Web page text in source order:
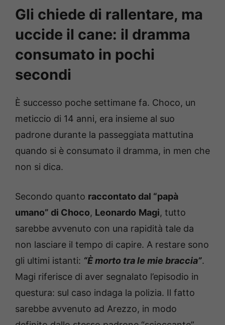
Gli chiede di rallentare, ma
uccide il cane: il dramma
consumato in pochi
secondi
È successo poche settimane fa. Choco, un
meticcio di 14 anni, era insieme al suo
padrone durante la passeggiata mattutina
quando si è consumato il dramma, in men che
non si dica.
Secondo quanto raccontato dal “papà
umano” di Choco, Leonardo Magi, tutto
sarebbe avvenuto con una rapidità tale da
non lasciare il tempo di capire. A restare sono
gli ultimi istanti: “È morto tra le mie braccia”.
Magi riferisce di aver segnalato l’episodio in
questura: sul caso indaga la polizia. Il fatto
sarebbe avvenuto ad Arezzo, in modo